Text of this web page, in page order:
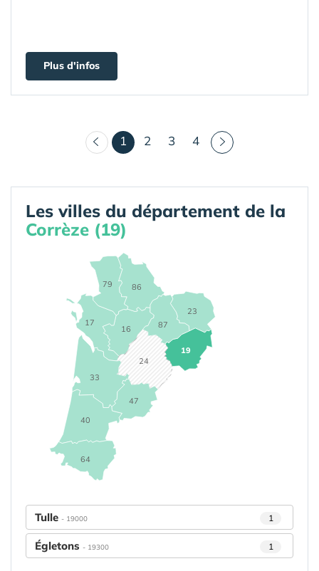
Plus d'infos
1 (courant)
2 3 4
Les villes du département de la
Corrèze (19)
16
17
19
23
24
33
40
47
64
79 86
87
Tulle - 19000 1
Égletons - 19300 1